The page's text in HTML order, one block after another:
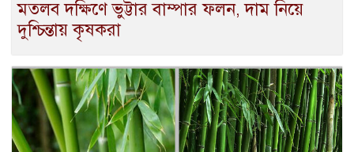
মতলব দক্ষিণে ভুট্টার বাম্পার ফলন, দাম নিয়ে
দুশ্চিন্তায় কৃষকরা